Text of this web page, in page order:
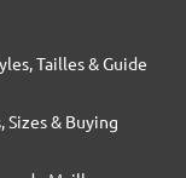
Tailles & Guide
Sizes & Buying